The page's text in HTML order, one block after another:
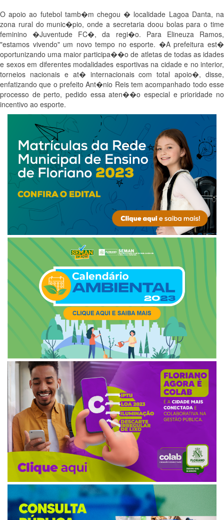
O apoio ao futebol tamb�m chegou � localidade Lagoa Danta, na
zona rural do munic�pio, onde a secretaria doou bolas para o time
feminino �Juventude FC�, da regi�o. Para Elineuza Ramos,
"estamos vivendo" um novo tempo no esporte. �A prefeitura est�
oportunizando uma maior participa��o de atletas de todas as idades
e sexos em diferentes modalidades esportivas na cidade e no interior,
torneios nacionais e at� internacionais com total apoio�, disse,
enfatizando que o prefeito Ant�nio Reis tem acompanhado todo esse
processo de perto, pedido essa aten��o especial e prioridade no
incentivo ao esporte.